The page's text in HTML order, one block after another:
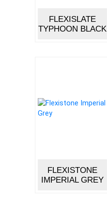
FLEXISLATE
TYPHOON BLACK
FLEXISTONE
IMPERIAL GREY